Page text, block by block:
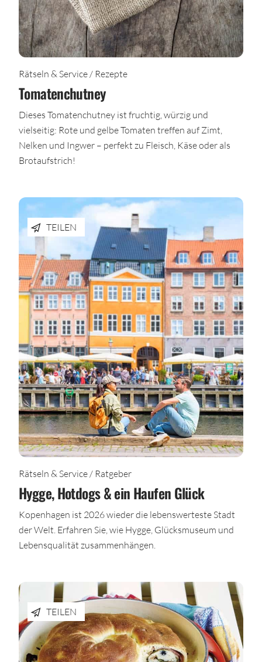
Rätseln & Service / Rezepte
Tomatenchutney
Dieses Tomatenchutney ist fruchtig, würzig und
vielseitig: Rote und gelbe Tomaten treffen auf Zimt,
Nelken und Ingwer – perfekt zu Fleisch, Käse oder als
Brotaufstrich!
TEILEN
Rätseln & Service / Ratgeber
Hygge, Hotdogs & ein Haufen Glück
Kopenhagen ist 2026 wieder die lebenswerteste Stadt
der Welt. Erfahren Sie, wie Hygge, Glücksmuseum und
Lebensqualität zusammenhängen.
TEILEN